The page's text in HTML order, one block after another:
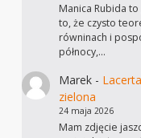
Manica Rubida
to, że czysto
równinach i
północy,…
Marek-
zielona
24 maja 2026
Mam zdjęcie